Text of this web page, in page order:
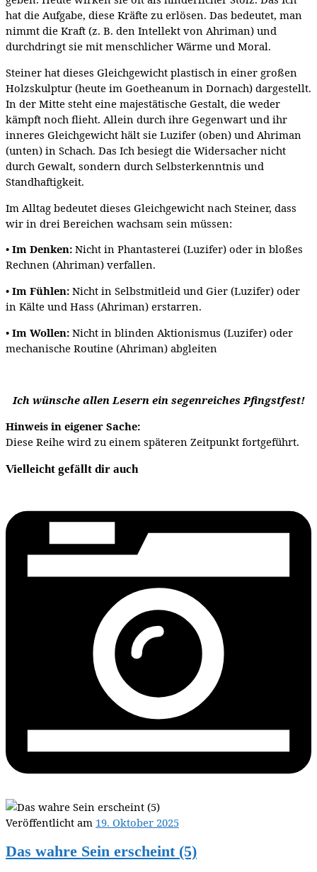
hat die Aufgabe, diese Kräfte zu erlösen. Das bedeutet, man
nimmt die Kraft (z. B. den Intellekt von Ahriman) und
durchdringt sie mit menschlicher Wärme und Moral.
Steiner hat dieses Gleichgewicht plastisch in einer großen
Holzskulptur (heute im Goetheanum in Dornach) dargestellt.
In der Mitte steht eine majestätische Gestalt, die weder
kämpft noch flieht. Allein durch ihre Gegenwart und ihr
inneres Gleichgewicht hält sie Luzifer (oben) und Ahriman
(unten) in Schach. Das Ich besiegt die Widersacher nicht
durch Gewalt, sondern durch Selbsterkenntnis und
Standhaftigkeit.
Im Alltag bedeutet dieses Gleichgewicht nach Steiner, dass
wir in drei Bereichen wachsam sein müssen:
• Im Denken: Nicht in Phantasterei (Luzifer) oder in bloßes
Rechnen (Ahriman) verfallen.
• Im Fühlen: Nicht in Selbstmitleid und Gier (Luzifer) oder
in Kälte und Hass (Ahriman) erstarren.
• Im Wollen: Nicht in blinden Aktionismus (Luzifer) oder
mechanische Routine (Ahriman) abgleiten
Ich wünsche allen Lesern ein segenreiches Pfingstfest!
Hinweis in eigener Sache:
Diese Reihe wird zu einem späteren Zeitpunkt fortgeführt.
Vielleicht gefällt dir auch
Veröffentlicht am 19. Oktober 2025
Das wahre Sein erscheint (5)